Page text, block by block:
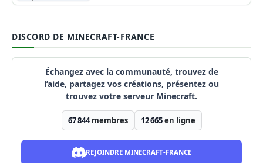
DISCORD DE MINECRAFT-FRANCE
Échangez avec la communauté, trouvez de
l’aide, partagez vos créations, présentez ou
trouvez votre serveur Minecraft.
67 844membres 12 665en ligne
REJOINDRE MINECRAFT-FRANCE